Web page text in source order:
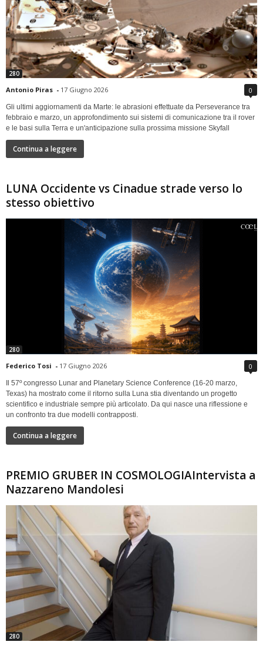
280
Antonio Piras - 17 Giugno 2026 0
Gli ultimi aggiornamenti da Marte: le abrasioni effettuate da Perseverance tra
febbraio e marzo, un approfondimento sui sistemi di comunicazione tra il rover
e le basi sulla Terra e un'anticipazione sulla prossima missione Skyfall
Continua a leggere
LUNA Occidente vs Cinadue strade verso lo
stesso obiettivo
280
Federico Tosi - 17 Giugno 2026 0
Il 57º congresso Lunar and Planetary Science Conference (16-20 marzo,
Texas) ha mostrato come il ritorno sulla Luna stia diventando un progetto
scientifico e industriale sempre più articolato. Da qui nasce una riflessione e
un confronto tra due modelli contrapposti.
Continua a leggere
PREMIO GRUBER IN COSMOLOGIAIntervista a
Nazzareno Mandolesi
280